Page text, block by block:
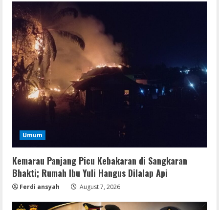
Umum
Kemarau Panjang Picu Kebakaran di Sangkaran
Bhakti; Rumah Ibu Yuli Hangus Dilalap Api
Ferdi ansyah August 7, 2026